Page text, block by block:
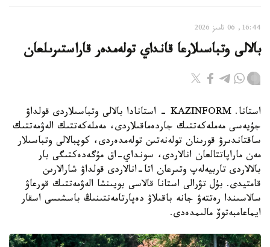
16:44, 06 تامىز 2026
بالالى وتباسىلارعا قانداي تولەمدەر قاراستىرىلعان
استانا. KAZINFORM - استانادا بالالى وتباسىلاردى قولداۋ
جۇيەسى مەملەكەتتىك جاردەماقىلاردى، مەملەكەتتىك الەۋمەتتىك
ساقتاندىرۋ قورىنان تولەنەتىن تولەمدەردى، كوپبالالى وتباسىلار
مەن ماراپاتتالعان انالاردى، سونداي-اق مۇگەدەكتىگى بار
بالالاردى تاربيەلەپ وتىرعان اتا-انالاردى قولداۋ شارالارىن
قامتيدى. بۇل تۋرالى استانا قالاسى بويىنشا الەۋمەتتىك قورعاۋ
سالاسىندا رەتتەۋ جانە باقىلاۋ دەپارتامەنتىنىڭ باسشىسى اسقار
ايماعامبەتوۆ مالىمدەدى.